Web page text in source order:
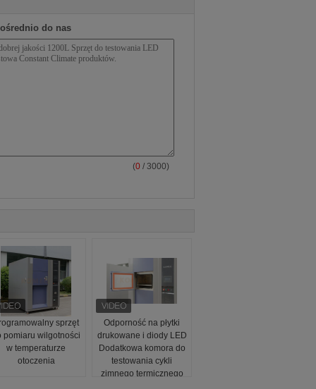
do nas
(0 / 3000)
sprzęt
pomiaru wilgotności
w temperaturze
otoczenia
Odporność na płytki
drukowane i diody LED
Dodatkowa komora do
testowania cykli
zimnego termicznego